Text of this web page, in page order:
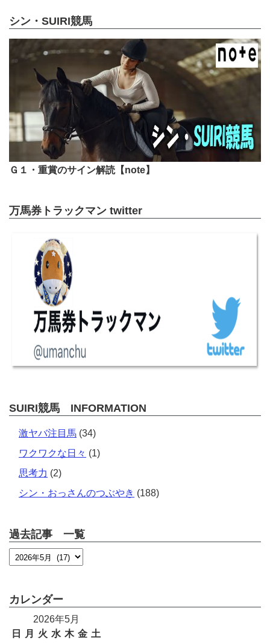
シン・SUIRI競馬
Ｇ１・重賞のサイン解読【note】
万馬券トラックマン twitter
SUIRI競馬 INFORMATION
激ヤバ注目馬 (34)
ワクワクな日々 (1)
思考力 (2)
シン・おっさんのつぶやき (188)
過去記事 一覧
カレンダー
2026年5月
日
月 火 水 木 金 土